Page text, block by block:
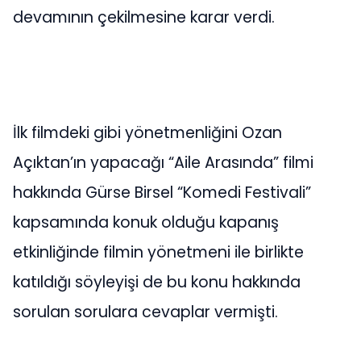
devamının çekilmesine karar verdi.
İlk filmdeki gibi yönetmenliğini Ozan
Açıktan’ın yapacağı “Aile Arasında” filmi
hakkında Gürse Birsel “Komedi Festivali”
kapsamında konuk olduğu kapanış
etkinliğinde filmin yönetmeni ile birlikte
katıldığı söyleyişi de bu konu hakkında
sorulan sorulara cevaplar vermişti.